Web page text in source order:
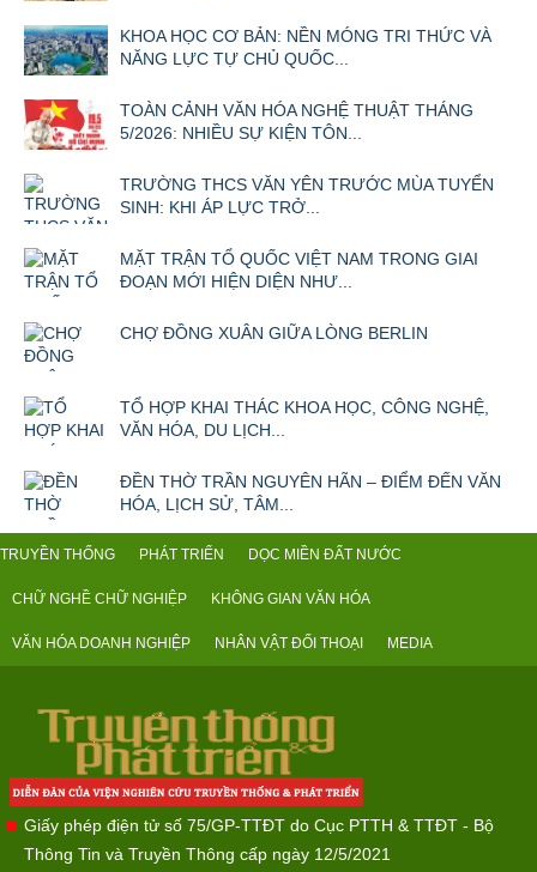
KHOA HỌC CƠ BẢN: NỀN MÓNG TRI THỨC VÀ
NĂNG LỰC TỰ CHỦ QUỐC...
TOÀN CẢNH VĂN HÓA NGHỆ THUẬT THÁNG
5/2026: NHIỀU SỰ KIỆN TÔN...
TRƯỜNG THCS VĂN YÊN TRƯỚC MÙA TUYỂN
SINH: KHI ÁP LỰC TRỞ...
MẶT TRẬN TỔ QUỐC VIỆT NAM TRONG GIAI
ĐOẠN MỚI HIỆN DIỆN NHƯ...
CHỢ ĐỒNG XUÂN GIỮA LÒNG BERLIN
TỔ HỢP KHAI THÁC KHOA HỌC, CÔNG NGHỆ,
VĂN HÓA, DU LỊCH...
ĐỀN THỜ TRẦN NGUYÊN HÃN – ĐIỂM ĐẾN VĂN
HÓA, LỊCH SỬ, TÂM...
TRUYỀN THỐNG PHÁT TRIỂN DỌC MIỀN ĐẤT NƯỚC
CHỮ NGHỀ CHỮ NGHIỆP KHÔNG GIAN VĂN HÓA
VĂN HÓA DOANH NGHIỆP NHÂN VẬT ĐỐI THOẠI MEDIA
Giấy phép điện tử số 75/GP-TTĐT do Cục PTTH & TTĐT - Bộ
Thông Tin và Truyền Thông cấp ngày 12/5/2021